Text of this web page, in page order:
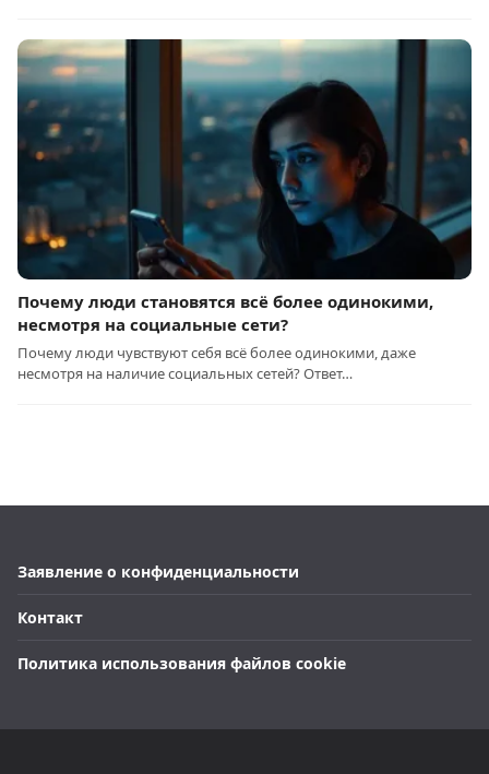
Почему люди становятся всё более одинокими,
несмотря на социальные сети?
Почему люди чувствуют себя всё более одинокими, даже
несмотря на наличие социальных сетей? Ответ…
Заявление о конфиденциальности
Контакт
Политика использования файлов cookie